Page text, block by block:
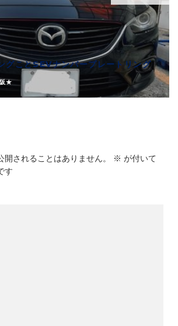
グことSEVナンバープレートリング
阪★
開されることはありません。 ※ が付いて
す